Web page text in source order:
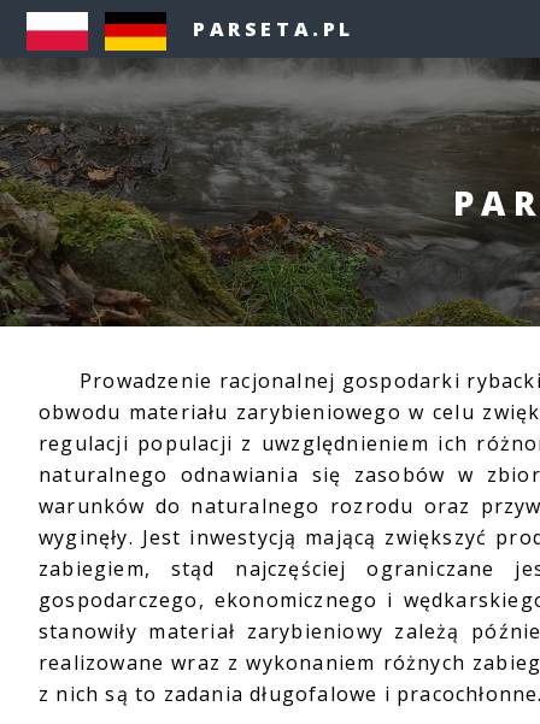
PARSETA.PL
Prowadzenie racjonalnej gospodarki
obwodu materiału zarybieniowego w celu
regulacji populacji z uwzględnieniem ich
naturalnego odnawiania się zasobów w
warunków do naturalnego rozrodu oraz
wyginęły. Jest inwestycją mającą zwiększyć
zabiegiem, stąd najczęściej ograniczane
gospodarczego, ekonomicznego i
stanowiły materiał zarybieniowy zależą
realizowane wraz z wykonaniem różnych
z nich są to zadania długofalowe i